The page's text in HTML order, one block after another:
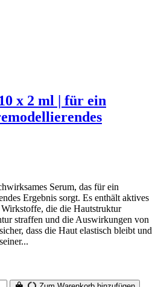
x 2 ml | für ein
Serum, das für ein
Ergebnis sorgt. Es enthält aktives
die die Hautstruktur
straffen und die Auswirkungen von
dass die Haut elastisch bleibt und